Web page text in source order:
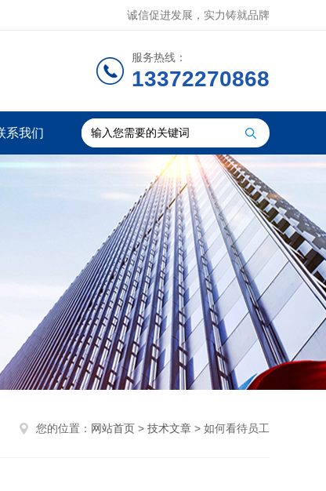
诚信促进发展，实力铸就品牌
服务热线：
13372270868
系我们
您的位置： 网站首页 > 技术文章 > 如何看待员工